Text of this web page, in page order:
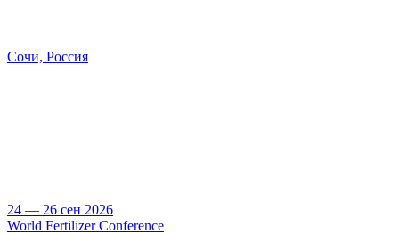
Сочи, Россия
24 — 26 сен 2026
World Fertilizer Conference